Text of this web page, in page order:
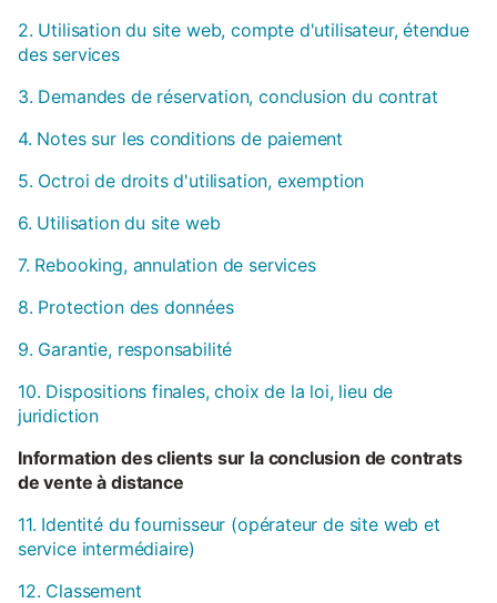
2. Utilisation du site web, compte d'utilisateur, étendue
des services
3. Demandes de réservation, conclusion du contrat
4. Notes sur les conditions de paiement
5. Octroi de droits d'utilisation, exemption
6. Utilisation du site web
7. Rebooking, annulation de services
8. Protection des données
9. Garantie, responsabilité
10. Dispositions finales, choix de la loi, lieu de
juridiction
Information des clients sur la conclusion de contrats
de vente à distance
11. Identité du fournisseur (opérateur de site web et
service intermédiaire)
12. Classement